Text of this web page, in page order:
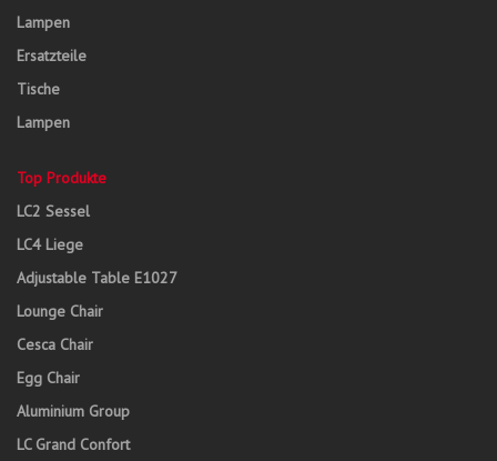
Lampen
Ersatzteile
Tische
Lampen
Top Produkte
LC2 Sessel
LC4 Liege
Adjustable Table E1027
Lounge Chair
Cesca Chair
Egg Chair
Aluminium Group
LC Grand Confort